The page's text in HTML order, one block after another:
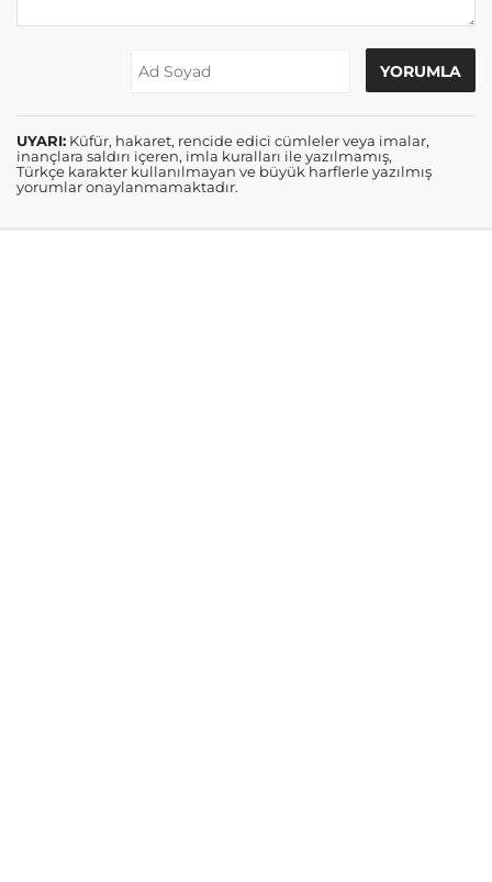
UYARI: Küfür, hakaret, rencide edici cümleler veya imalar,
inançlara saldırı içeren, imla kuralları ile yazılmamış,
Türkçe karakter kullanılmayan ve büyük harflerle yazılmış
yorumlar onaylanmamaktadır.